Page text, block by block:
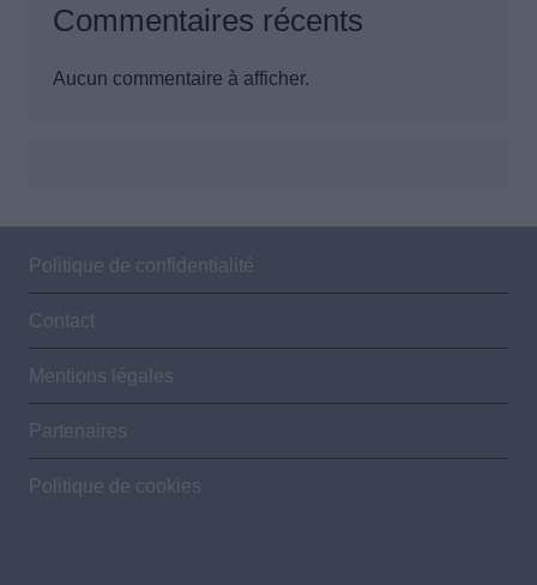
Commentaires récents
Aucun commentaire à afficher.
Politique de confidentialité
Contact
Mentions légales
Partenaires
Politique de cookies